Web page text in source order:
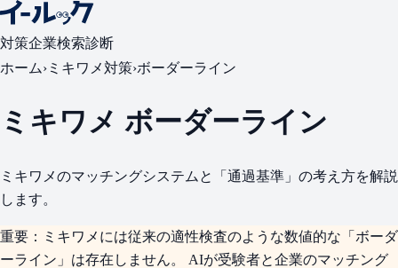
対策企業検索診断
ホーム› ミキワメ対策›ボーダーライン
ミキワメ ボーダーライン
ミキワメのマッチングシステムと「通過基準」の考え方を解説
します。
重要：
ミキワメには従来の適性検査のような数値的な「ボーダ
ーライン」は存在しません。 AIが受験者と企業のマッチング